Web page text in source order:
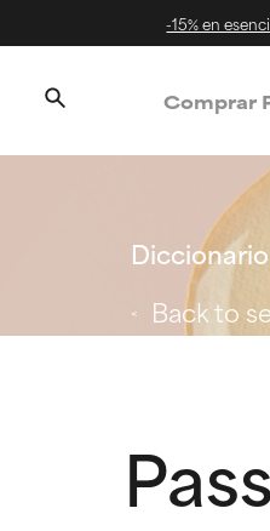
-15% en
Comprar
Back to